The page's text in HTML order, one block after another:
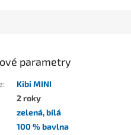
parametry
:
Kibi MINI
2 roky
zelená,bílá
100 % bavlna